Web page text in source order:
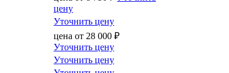
цену
Уточнить цену
цена от 28 000 ₽
Уточнить цену
Уточнить цену